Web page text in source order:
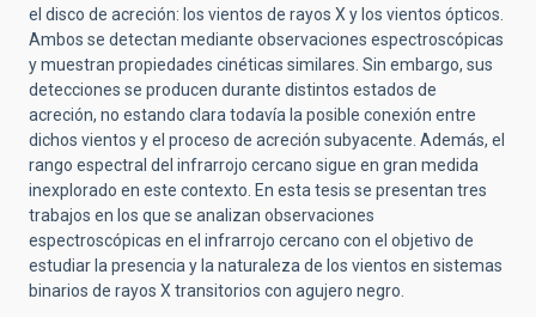
el disco de acreción: los vientos de rayos X y los vientos ópticos.
Ambos se detectan mediante observaciones espectroscópicas
y muestran propiedades cinéticas similares. Sin embargo, sus
detecciones se producen durante distintos estados de
acreción, no estando clara todavía la posible conexión entre
dichos vientos y el proceso de acreción subyacente. Además, el
rango espectral del infrarrojo cercano sigue en gran medida
inexplorado en este contexto. En esta tesis se presentan tres
trabajos en los que se analizan observaciones
espectroscópicas en el infrarrojo cercano con el objetivo de
estudiar la presencia y la naturaleza de los vientos en sistemas
binarios de rayos X transitorios con agujero negro.